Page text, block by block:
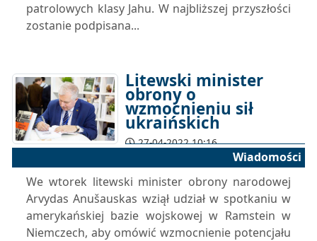
patrolowych klasy Jahu. W najbliższej przyszłości
zostanie podpisana...
Litewski minister
obrony o
wzmocnieniu sił
ukraińskich
27-04-2022 10:16
Wiadomości
We wtorek litewski minister obrony narodowej
Arvydas Anušauskas wziął udział w spotkaniu w
amerykańskiej bazie wojskowej w Ramstein w
Niemczech, aby omówić wzmocnienie potencjału